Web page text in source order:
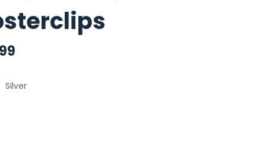
Silver